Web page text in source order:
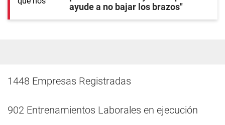
ayude a no bajar los brazos"
1448 Empresas Registradas
902 Entrenamientos Laborales en ejecución